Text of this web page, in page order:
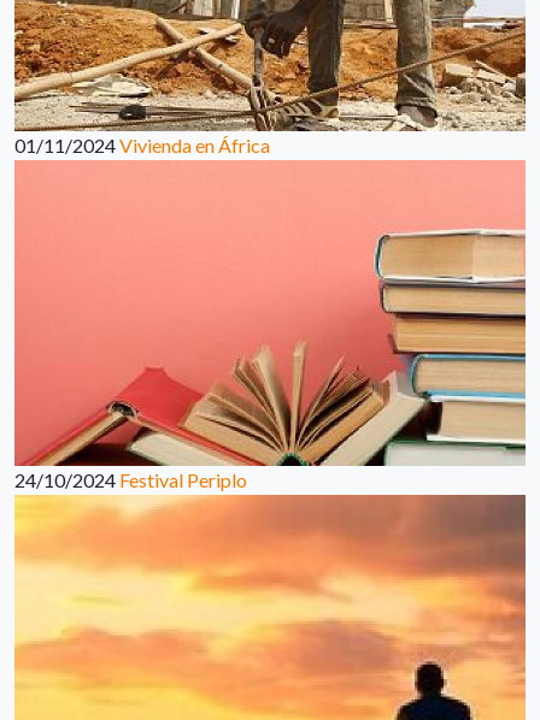
01/11/2024Vivienda en África
24/10/2024 Festival Periplo